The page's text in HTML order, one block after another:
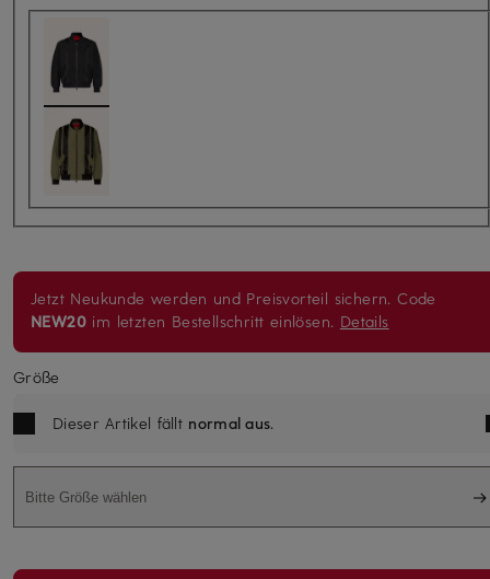
Jetzt Neukunde werden und Preisvorteil sichern. Code
NEW20 im letzten Bestellschritt einlösen. Details
Größe
Dieser Artikel fällt normal aus.
Bitte Größe wählen